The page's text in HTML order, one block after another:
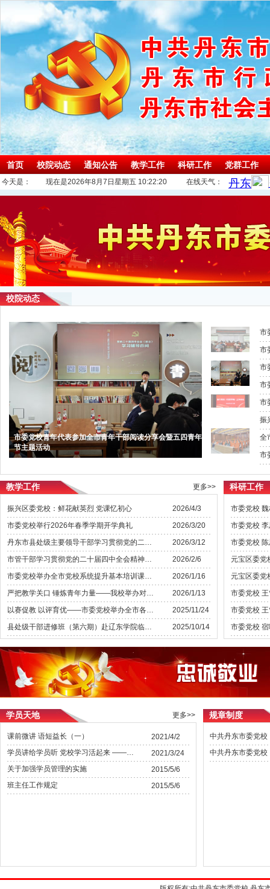
首页 校院动态 通知公告 教学工作 科研工作 党群工作
今天是： 现在是2026年8月7日星期五 10:22:21 在线天气：
校院动态
市委党校青年代表参加全市青年干部阅读分享会暨五四青年
节主题活动
市
振
全
教学工作 更多>>
振兴区委党校：鲜花献英烈 党课忆初心
2026/4/3
市委党校举行2026年春季学期开学典礼
2026/3/20
丹东市县处级主要领导干部学习贯彻党的二十届四中全会精神专题研讨班开班
2026/3/12
市管干部学习贯彻党的二十届四中全会精神专题研讨班开班
2026/2/6
市委党校举办全市党校系统提升基本培训课程质量师资培训班
2026/1/16
严把教学关口 锤炼青年力量——我校举办对外培训现场教学试讲评审会
2026/1/13
以赛促教 以评育优——市委党校举办全市各县（市、区）委党校教学比赛暨精品课评选活动
2025/11/24
县处级干部进修班（第六期）赴辽东学院临江校区开展主题党日活动
2025/10/14
科研工作
学员天地 更多>>
课前微讲 语短益长（一）
2021/4/2
学员讲给学员听 党校学习活起来 ——丹东市委党校领导干部进修一班开设课前“微讲堂”
2021/3/24
关于加强学员管理的实施
2015/5/6
班主任工作规定
2015/5/6
规章制度